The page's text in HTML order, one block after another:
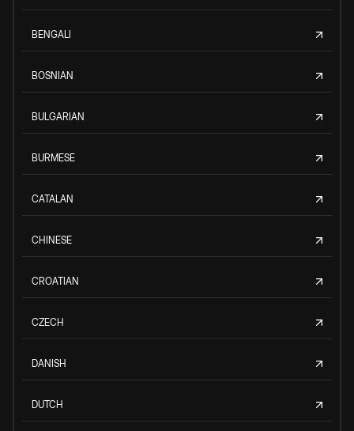
BENGALI
BOSNIAN
BULGARIAN
BURMESE
CATALAN
CHINESE
CROATIAN
CZECH
DANISH
DUTCH